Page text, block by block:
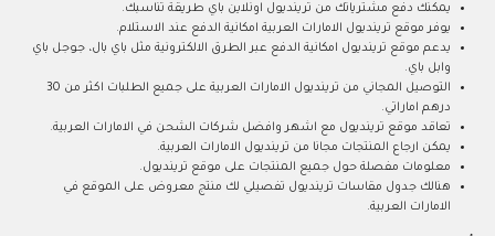
يمكنك دفع مشترياتك من ترينديول اونلاين باي طريقة تناسبك.
يوفر موقع ترينديول الامارات العربية امكانية الدفع عند الاستلام.
يدعم موقع ترينديول امكانية الدفع عبر الطرق الالكترونية مثل باي بال، جوجل باي
وابل باي.
التوصيل المجاني من ترينديول الامارات العربية على جميع الطلبات اكثر من 30
درهم اماراتي.
تعاقد موقع ترينديول مع اشهر وافضل شركات الشحن في الامارات العربية.
يمكن ارجاع المنتجات مجانا من ترينديول الامارات العربية.
معلومات مفصلة حول جميع المنتجات على موقع ترينديول.
هنالك جدول مقاسات ترينديول تفصيلي لك منتج معروض على الموقع في
الامارات العربية.